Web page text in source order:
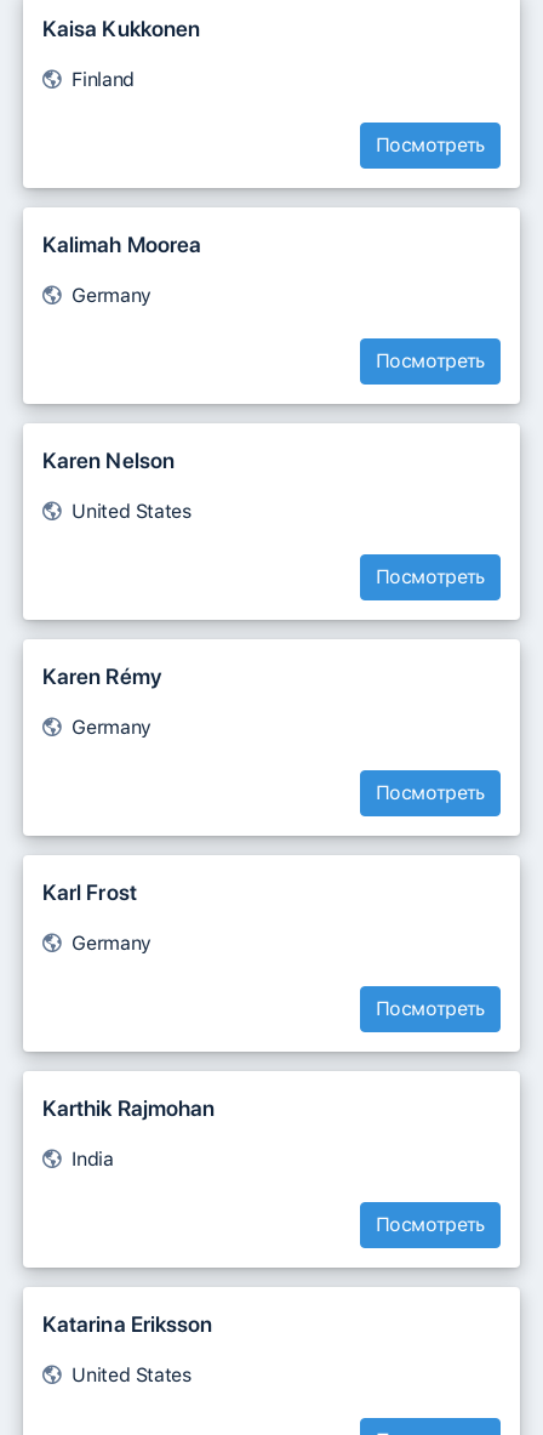
Kaisa Kukkonen
Finland
Посмотреть
Kalimah Moorea
Germany
Посмотреть
Karen Nelson
United States
Посмотреть
Karen Rémy
Germany
Посмотреть
Karl Frost
Germany
Посмотреть
Karthik Rajmohan
India
Посмотреть
Katarina Eriksson
United States